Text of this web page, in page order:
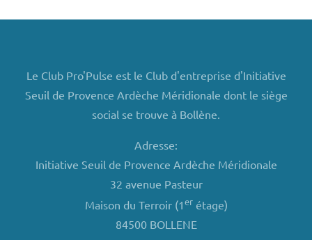
Le Club Pro'Pulse est le Club d'entreprise d'Initiative
Seuil de Provence Ardèche Méridionale dont le siège
social se trouve à Bollène.
Adresse:
Initiative Seuil de Provence Ardèche Méridionale
32 avenue Pasteur
Maison du Terroir (1erétage)
84500 BOLLENE